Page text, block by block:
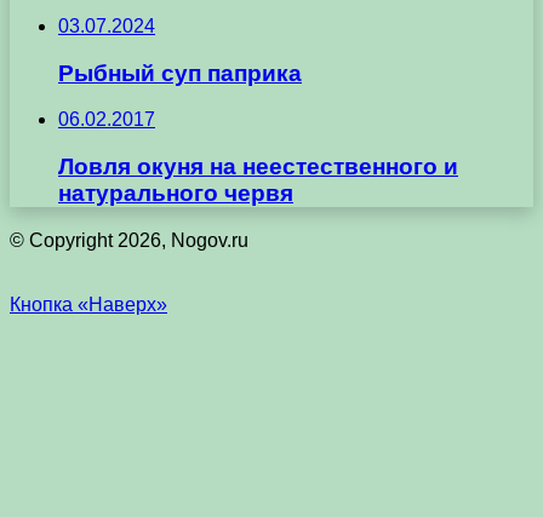
03.07.2024
Рыбный суп паприка
06.02.2017
Ловля окуня на неестественного и
натурального червя
© Copyright 2026, Nogov.ru
Кнопка «Наверх»